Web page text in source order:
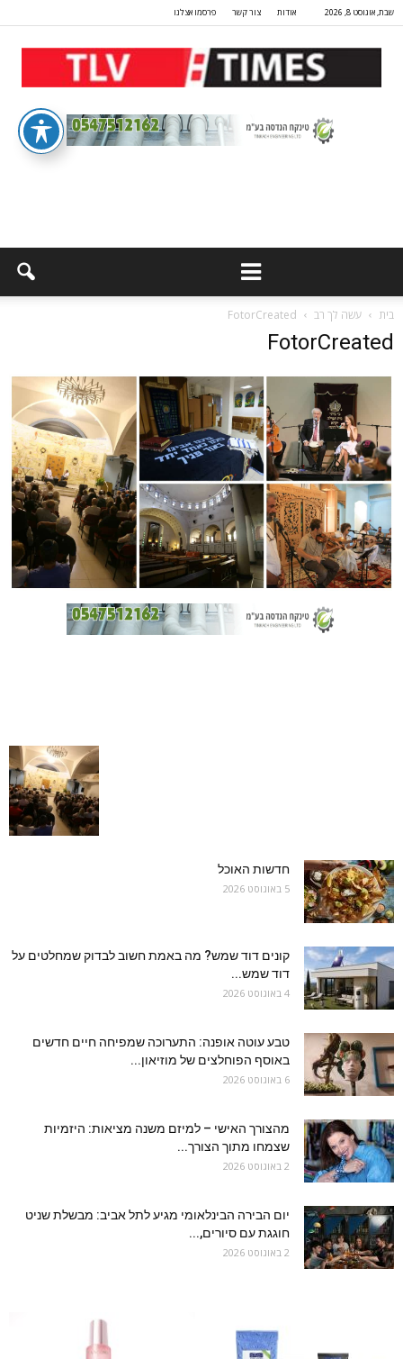
שבת, אוגוסט 8, 2026 אודות צור קשר פרסמו אצלנו
בית עשה לך רב FotorCreated
FotorCreated
חדשות האוכל
5 באוגוסט 2026
קונים דוד שמש? מה באמת חשוב לבדוק שמחלטים על
דוד שמש...
4 באוגוסט 2026
טבע עוטה אופנה: התערוכה שמפיחה חיים חדשים
באוסף הפוחלצים של מוזיאון...
6 באוגוסט 2026
מהצורך האישי – למיזם משנה מציאות: היזמיות
שצמחו מתוך הצורך...
2 באוגוסט 2026
יום הבירה הבינלאומי מגיע לתל אביב: מבשלת שניט
חוגגת עם סיורים,...
2 באוגוסט 2026